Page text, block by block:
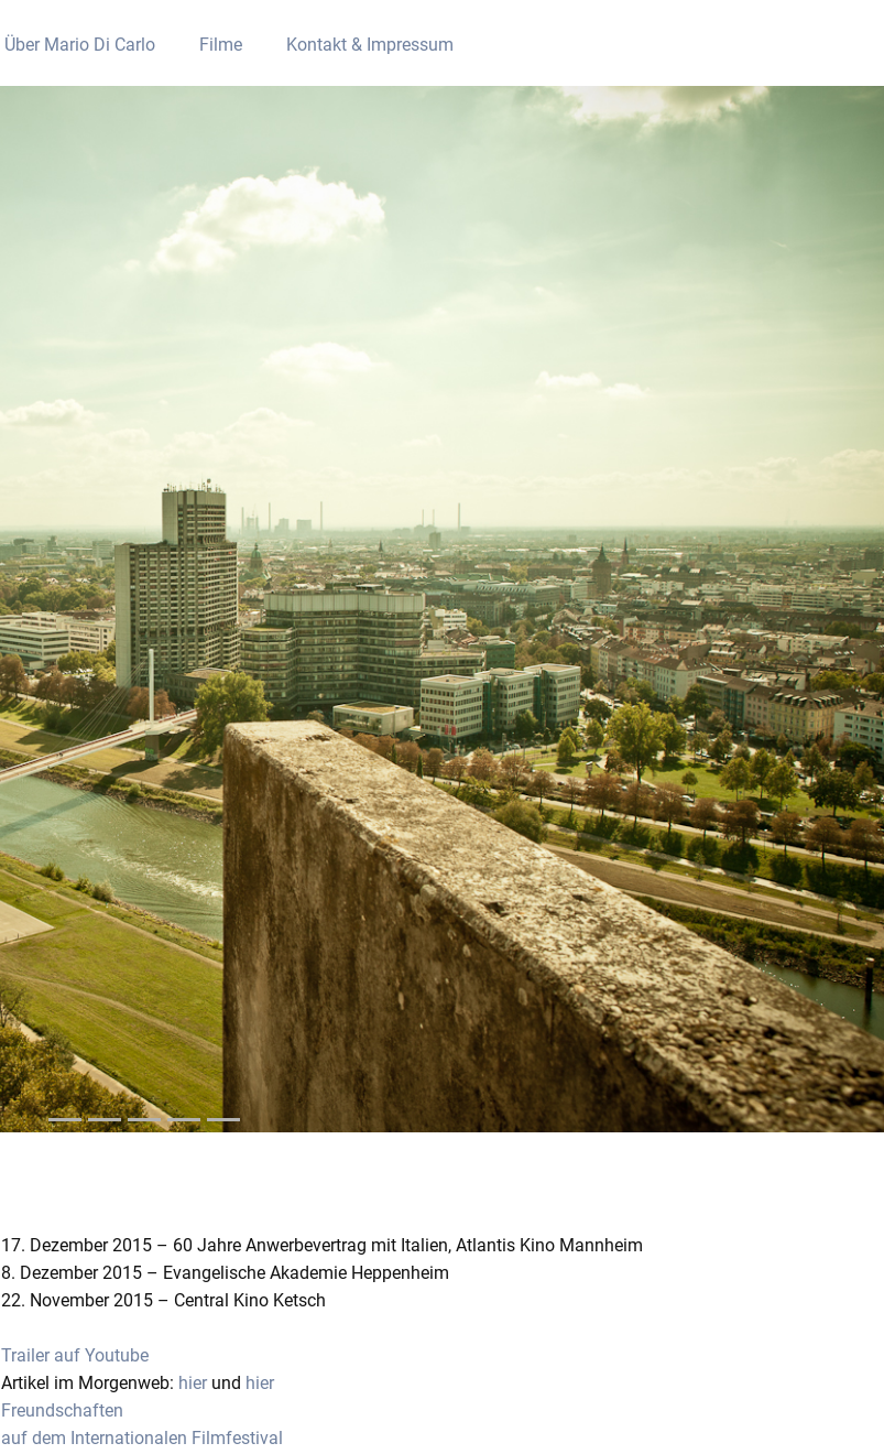
Über Mario Di Carlo Filme Kontakt & Impressum
17. Dezember 2015 – 60 Jahre Anwerbevertrag mit Italien, Atlantis Kino Mannheim
8. Dezember 2015 – Evangelische Akademie Heppenheim
22. November 2015 – Central Kino Ketsch
Trailer auf Youtube
Artikel im Morgenweb: hierund hier
Freundschaften
auf dem Internationalen Filmfestival